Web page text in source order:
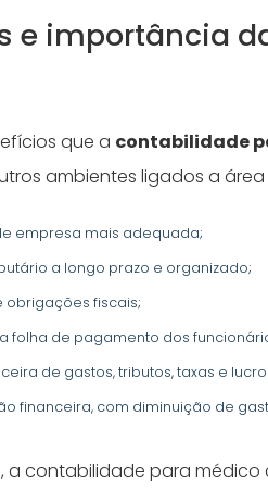
e importância
que a contabilidade
ambientes ligados a
empresa mais adequada;
a longo prazo e organizado;
obrigações fiscais;
folha de pagamento dos
de gastos, tributos, taxas e
financeira, com diminuição de
a contabilidade para médico